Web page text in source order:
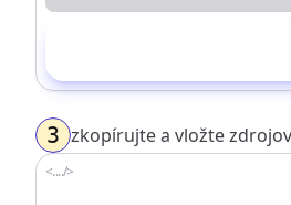
3 zkopírujte a vložte